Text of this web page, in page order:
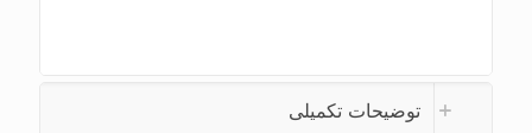
توضیحات تکمیلی